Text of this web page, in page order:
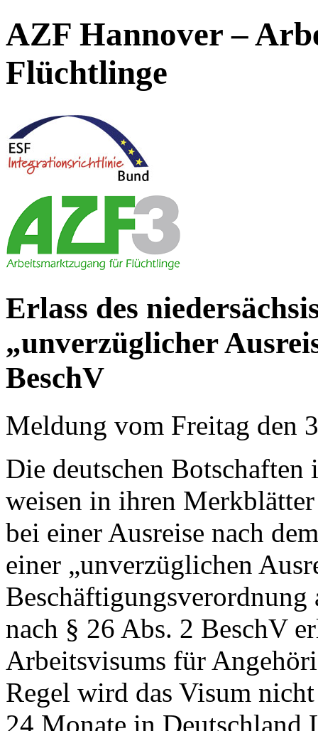
AZF Hannover –
Flüchtlinge
Erlass des
„unverzüglicher
BeschV
Meldung vom Freitag den
Die deutschen
weisen in ihren
bei einer Ausreise nach
einer „unverzüglichen
Beschäftigungsverordnung
nach § 26 Abs. 2 BeschV
Arbeitsvisums für
Regel wird das Visum
24 Monate in Deutschland